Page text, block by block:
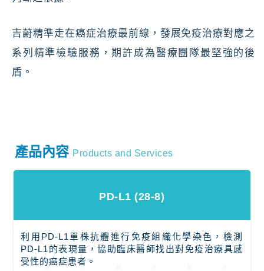
吉蔚精準走在癌症治療最前線，發展免疫治療對應之
系列精準檢驗服務，期許成為醫療團隊最堅強的後
盾。
產品內容 Products and Services
PD-L1 (28-8)
利用PD-L1單株抗體進行免疫組織化學染色，檢測
PD-L1的表現量，協助臨床醫師找出對免疫治療具感
受性的癌症患者。